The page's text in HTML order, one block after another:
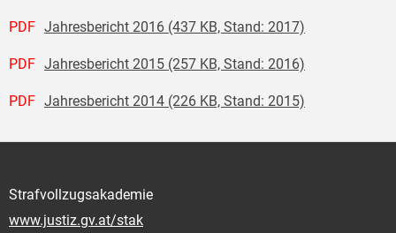
PDF Jahresbericht 2016 (437 KB, Stand: 2017)
PDF Jahresbericht 2015 (257 KB, Stand: 2016)
PDF Jahresbericht 2014 (226 KB, Stand: 2015)
Strafvollzugsakademie
www.justiz.gv.at/stak